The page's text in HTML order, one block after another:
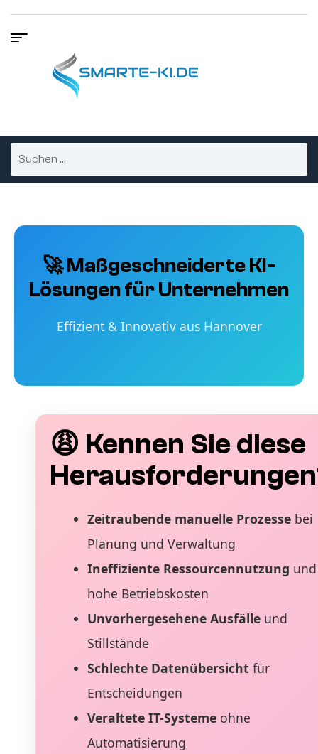
🚀 Maßgeschneiderte KI-
Lösungen für Unternehmen
Effizient & Innovativ aus Hannover
😩 Kennen Sie diese
Zeitraubende manuelle Prozessebei
Planung und Verwaltung
Ineffiziente Ressourcennutzung und
hohe Betriebskosten
Unvorhergesehene Ausfälleund
Stillstände
Schlechte Datenübersicht für
Entscheidungen
Veraltete IT-Systemeohne
Automatisierung